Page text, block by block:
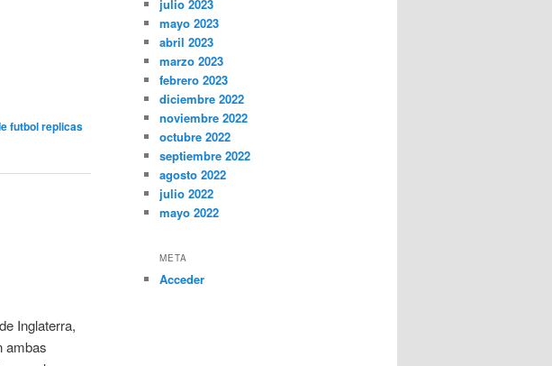
futbol replicas
Inglaterra,
ambas
julio 2023
mayo 2023
abril 2023
marzo 2023
febrero 2023
diciembre 2022
noviembre 2022
octubre 2022
septiembre 2022
agosto 2022
julio 2022
mayo 2022
META
Acceder